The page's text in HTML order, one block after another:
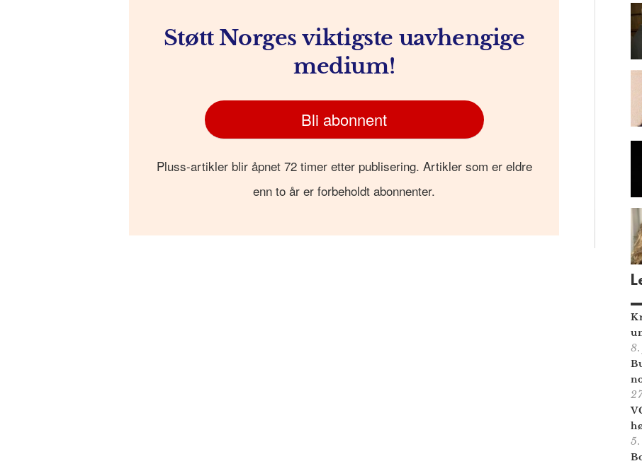
Støtt Norges viktigste uavhengige
medium!
Bli abonnent
Pluss-artikler blir åpnet 72 timer etter publisering. Artikler som er eldre
enn to år er forbeholdt abonnenter.
5.